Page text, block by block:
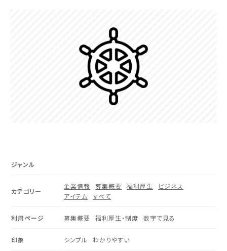
ジャンル
カテゴリー
企業情報 募集概要 福利厚生
ビジネス
アイテム
すべて
利用ページ 募集概要 福利厚生・制度 数字で見る
印象 シンプル わかりやすい